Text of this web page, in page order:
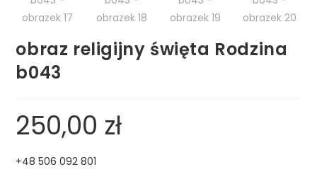
obraz religijny święta Rodzina
b043
250,00 zł
+48 506 092 801